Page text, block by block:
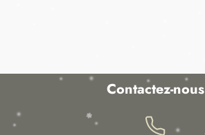
Contactez-nous